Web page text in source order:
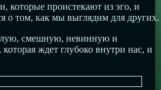
которые проистекают из эго, и
о том, как мы выглядим для других.
смешную, невинную и
ждет глубоко внутри нас, и